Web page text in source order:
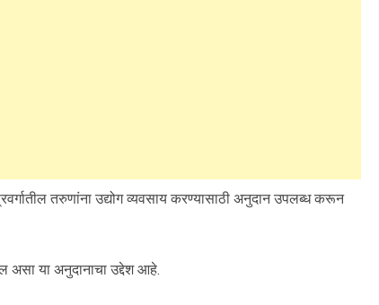
तरुणांना उद्योग व्यवसाय करण्यासाठी अनुदान उपलब्ध करून
या अनुदानाचा उद्देश आहे.